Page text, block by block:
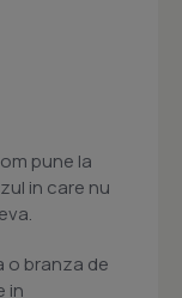
pune la
in care nu
o branza de
in